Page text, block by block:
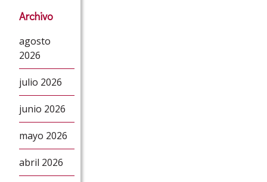
Archivo
agosto
2026
julio 2026
junio 2026
mayo 2026
abril 2026